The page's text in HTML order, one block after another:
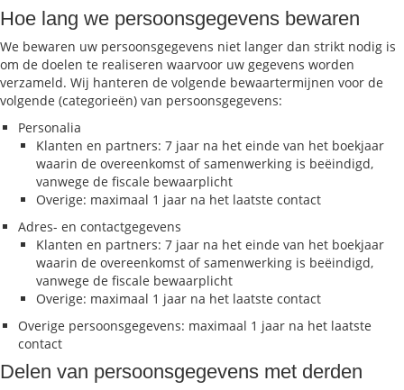
Hoe lang we persoonsgegevens bewaren
We bewaren uw persoonsgegevens niet langer dan strikt nodig is
om de doelen te realiseren waarvoor uw gegevens worden
verzameld. Wij hanteren de volgende bewaartermijnen voor de
volgende (categorieën) van persoonsgegevens:
Personalia
Klanten en partners: 7 jaar na het einde van het boekjaar
waarin de overeenkomst of samenwerking is beëindigd,
vanwege de fiscale bewaarplicht
Overige: maximaal 1 jaar na het laatste contact
Adres- en contactgegevens
Klanten en partners: 7 jaar na het einde van het boekjaar
waarin de overeenkomst of samenwerking is beëindigd,
vanwege de fiscale bewaarplicht
Overige: maximaal 1 jaar na het laatste contact
Overige persoonsgegevens: maximaal 1 jaar na het laatste
contact
Delen van persoonsgegevens met derden